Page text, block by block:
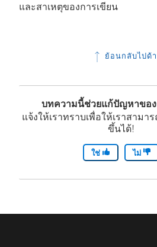
และสาเหตุของการเขียน
ย้อนกลับไปด้
บทความนี้ช่วยแก้ปัญหาขอ
แจ้งให้เราทราบเพื่อให้เราสามา
ขึ้นได้!
ใช่ ไม่